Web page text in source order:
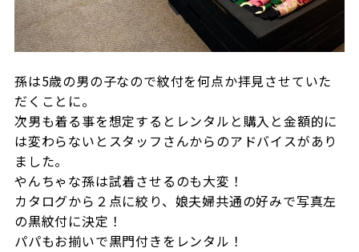
孫は5歳の男の子なので紋付を何点か拝見させていた
だくことに。
次男も着る事を想定するとレンタルと購入と金額的に
は変わらないとスタッフさんからのアドバイスがあり
ました。
やんちゃな孫は試着させるのも大変！
カタログから２点に絞り、娘夫婦共通の好みで写真左
の黒紋付に決定！
パパもお揃いで黒門付きをレンタル！